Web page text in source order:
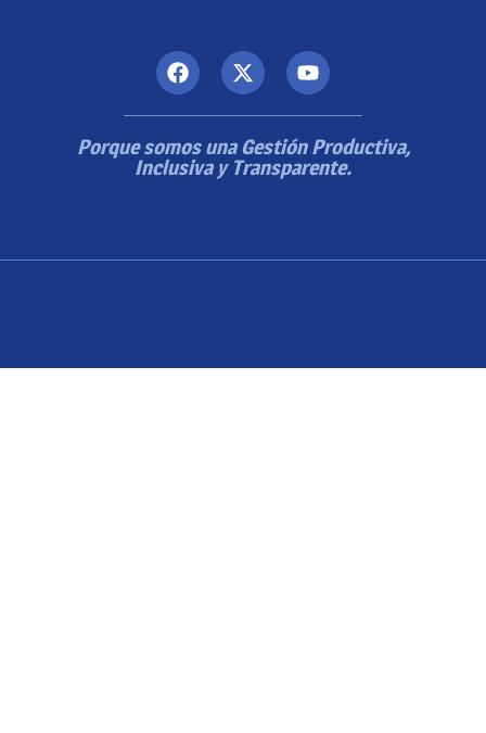
Porque somos una Gestión Productiva,
Inclusiva y Transparente.